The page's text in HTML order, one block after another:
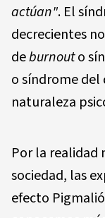
actúan". El
decrecientes
deburnouto
o síndrome del
naturaleza
Por la realidad
sociedad, las
efecto